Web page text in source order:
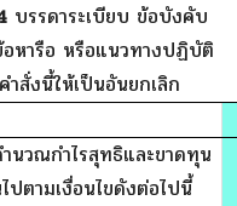
บรรดาระเบียบ ข้อบังคับ
หารือ หรือแนวทางปฏิบัติ
สั่งนี้ให้เป็นอันยกเลิก
นวณกำไรสุทธิและขาดทุน
ปตามเงื่อนไขดังต่อไปนี้